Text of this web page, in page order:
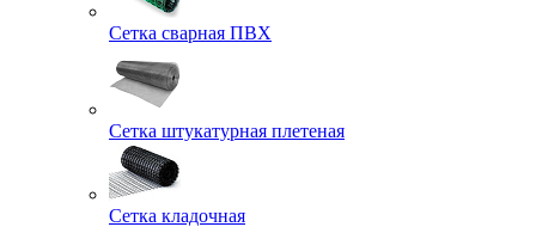
Сетка сварная ПВХ
Сетка штукатурная плетеная
Сетка кладочная